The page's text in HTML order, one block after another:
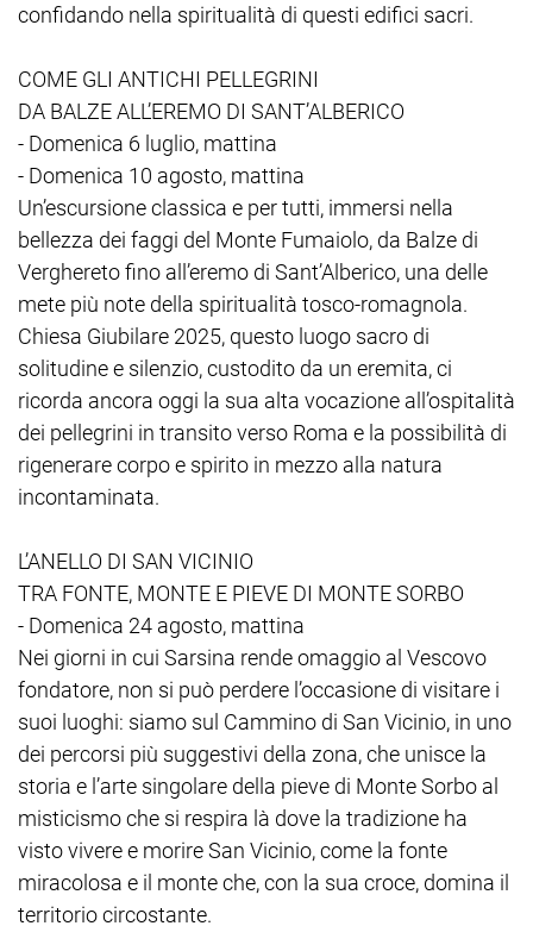
confidando nella spiritualità di questi edifici sacri.
COME GLI ANTICHI PELLEGRINI
DA BALZE ALL’EREMO DI SANT’ALBERICO
- Domenica 6 luglio, mattina
- Domenica 10 agosto, mattina
Un’escursione classica e per tutti, immersi nella
bellezza dei faggi del Monte Fumaiolo, da Balze di
Verghereto fino all’eremo di Sant’Alberico, una delle
mete più note della spiritualità tosco-romagnola.
Chiesa Giubilare 2025, questo luogo sacro di
solitudine e silenzio, custodito da un eremita, ci
ricorda ancora oggi la sua alta vocazione all’ospitalità
dei pellegrini in transito verso Roma e la possibilità di
rigenerare corpo e spirito in mezzo alla natura
incontaminata.
L’ANELLO DI SAN VICINIO
TRA FONTE, MONTE E PIEVE DI MONTE SORBO
- Domenica 24 agosto, mattina
Nei giorni in cui Sarsina rende omaggio al Vescovo
fondatore, non si può perdere l’occasione di visitare i
suoi luoghi: siamo sul Cammino di San Vicinio, in uno
dei percorsi più suggestivi della zona, che unisce la
storia e l’arte singolare della pieve di Monte Sorbo al
misticismo che si respira là dove la tradizione ha
visto vivere e morire San Vicinio, come la fonte
miracolosa e il monte che, con la sua croce, domina il
territorio circostante.